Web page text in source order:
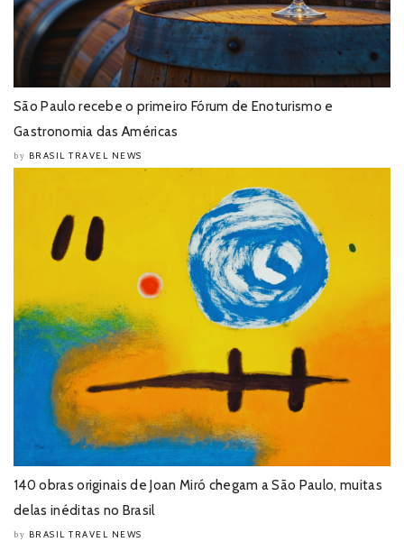
São Paulo recebe o primeiro Fórum de Enoturismo e
Gastronomia das Américas
by BRASIL TRAVEL NEWS
140 obras originais de Joan Miró chegam a São Paulo, muitas
delas inéditas no Brasil
by BRASIL TRAVEL NEWS